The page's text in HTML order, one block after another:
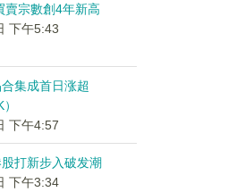
賣宗數創4年新高
下午5:43
合集成首日涨超
下午4:57
股打新步入破发潮
下午3:34